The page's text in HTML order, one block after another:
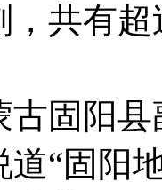
共有
古固阳
“固阳